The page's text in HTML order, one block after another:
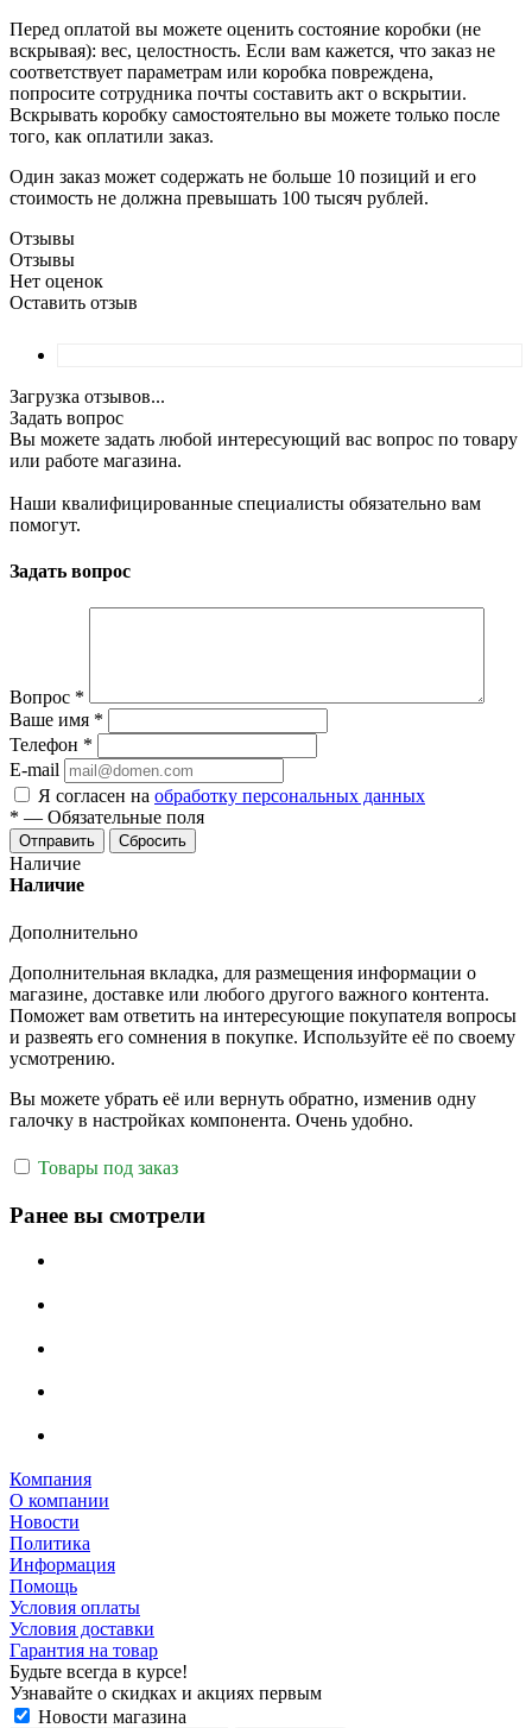
Перед оплатой вы можете оценить состояние коробки (не
вскрывая): вес, целостность. Если вам кажется, что заказ не
соответствует параметрам или коробка повреждена,
попросите сотрудника почты составить акт о вскрытии.
Вскрывать коробку самостоятельно вы можете только после
того, как оплатили заказ.
Один заказ может содержать не больше 10 позиций и его
стоимость не должна превышать 100 тысяч рублей.
Отзывы
Отзывы
Нет оценок
Оставить отзыв
Загрузка отзывов...
Задать вопрос
Вы можете задать любой интересующий вас вопрос по товару
или работе магазина.
Наши квалифицированные специалисты обязательно вам
помогут.
Задать вопрос
Вопрос *
Ваше имя *
Телефон *
E-mail
Я согласен на обработку персональных данных
* — Обязательные поля
Отправить Сбросить
Наличие
Наличие
Дополнительно
Дополнительная вкладка, для размещения информации о
магазине, доставке или любого другого важного контента.
Поможет вам ответить на интересующие покупателя вопросы
и развеять его сомнения в покупке. Используйте её по своему
усмотрению.
Вы можете убрать её или вернуть обратно, изменив одну
галочку в настройках компонента. Очень удобно.
Товары под заказ
Ранее вы смотрели
Компания
О компании
Новости
Политика
Информация
Помощь
Условия оплаты
Условия доставки
Гарантия на товар
Будьте всегда в курсе!
Узнавайте о скидках и акциях первым
Новости магазина